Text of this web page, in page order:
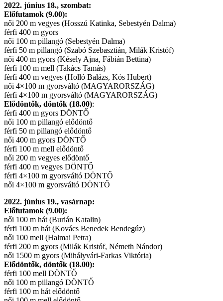
2022. június 18., szombat:
Előfutamok (9.00):
női 200 m vegyes (Hosszú Katinka, Sebestyén Dalma)
férfi 400 m gyors
női 100 m pillangó (Sebestyén Dalma)
férfi 50 m pillangó (Szabó Szebasztián, Milák Kristóf)
női 400 m gyors (Késely Ajna, Fábián Bettina)
férfi 100 m mell (Takács Tamás)
férfi 400 m vegyes (Holló Balázs, Kós Hubert)
női 4×100 m gyorsváltó (MAGYARORSZÁG)
férfi 4×100 m gyorsváltó (MAGYARORSZÁG)
Elődöntők, döntők (18.00):
férfi 400 m gyors DÖNTŐ
női 100 m pillangó elődöntő
férfi 50 m pillangó elődöntő
női 400 m gyors DÖNTŐ
férfi 100 m mell elődöntő
női 200 m vegyes elődöntő
férfi 400 m vegyes DÖNTŐ
férfi 4×100 m gyorsváltó DÖNTŐ
női 4×100 m gyorsváltó DÖNTŐ
2022. június 19., vasárnap:
Előfutamok (9.00):
női 100 m hát (Burián Katalin)
férfi 100 m hát (Kovács Benedek Bendegúz)
női 100 mell (Halmai Petra)
férfi 200 m gyors (Milák Kristóf, Németh Nándor)
női 1500 m gyors (Mihályvári-Farkas Viktória)
Elődöntők, döntők (18.00):
férfi 100 mell DÖNTŐ
női 100 m pillangó DÖNTŐ
férfi 100 m hát elődöntő